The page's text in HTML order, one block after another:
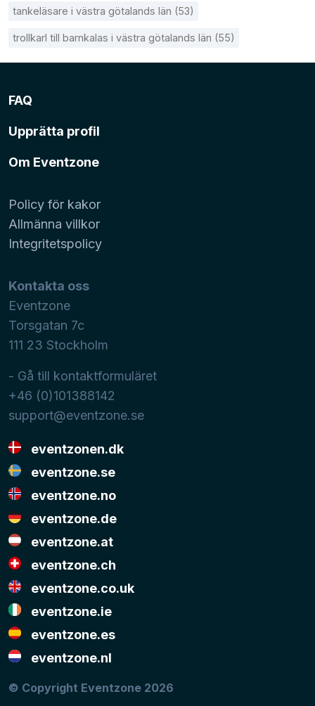
tankeläsare i västra götalands län (53)
trollkarl till barnkalas i västra götalands län (55)
FAQ
Upprätta profil
Om Eventzone
Policy för kakor
Allmänna villkor
Integritetspolicy
Kontakta oss
Eventzone
Torsgatan 7c
111 23 Stockholm
- Gå till kontaktformuläret
+46 (0)101388142
support@eventzone.se
eventzonen.dk
eventzone.se
eventzone.no
eventzone.de
eventzone.at
eventzone.ch
eventzone.co.uk
eventzone.ie
eventzone.es
eventzone.nl
© Copyright Eventzone 2026